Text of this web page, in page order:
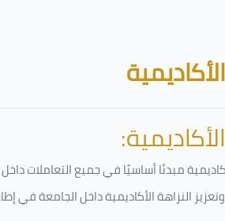
مبدئا أساسيًا في جميع التعاملات
النزاهة الأكاديمية داخل الجامعة في